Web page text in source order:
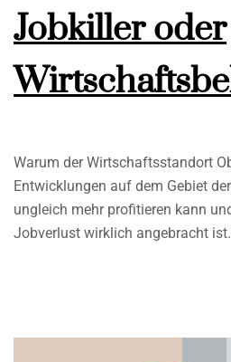
Jobkiller oder
Warum der Wirtschaftsstandort
Entwicklungen auf dem Gebiet
ungleich mehr profitieren kann
Jobverlust wirklich angebracht ist.